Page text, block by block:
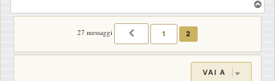
o
27 messaggi PRECEDENTE
1 2
VAI A